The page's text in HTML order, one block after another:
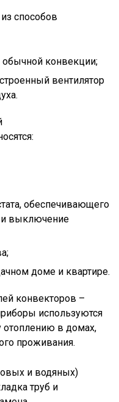
способов
обычной конвекции;
вентилятор
обеспечивающего
и выключение
доме и квартире.
конвекторов –
используются
отоплению в домах,
проживания.
и водяных)
труб и